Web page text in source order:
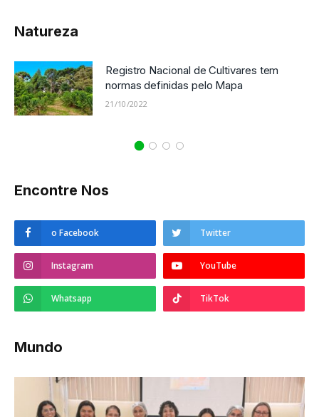
Natureza
Registro Nacional de Cultivares tem
normas definidas pelo Mapa
21/10/2022
Encontre Nos
o Facebook Twitter
Instagram YouTube
Whatsapp TikTok
Mundo